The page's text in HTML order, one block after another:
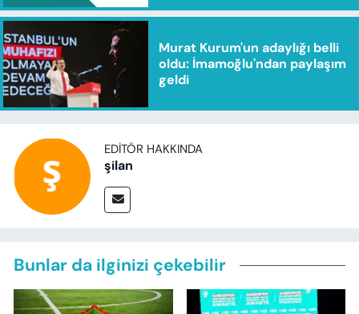
Murat Kurum'un adaylığı belli
oldu: İmamoğlu'ndan paylaşım
geldi
EDITÖR HAKKINDA
şilan
Bunlar da ilginizi çekebilir